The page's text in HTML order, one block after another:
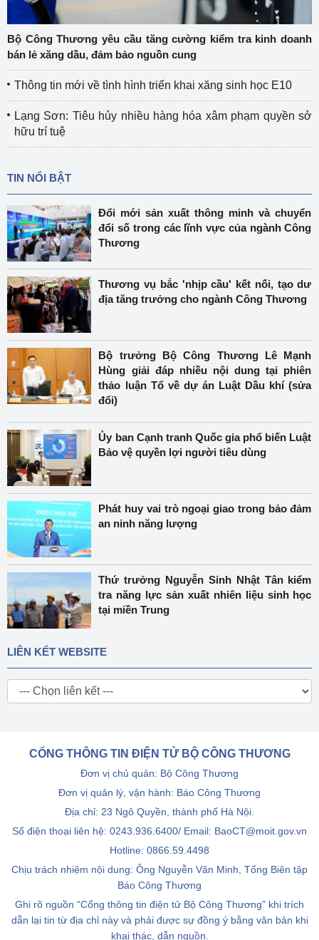
Bộ Công Thương yêu cầu tăng cường kiểm tra kinh doanh
bán lẻ xăng dầu, đảm bảo nguồn cung
Thông tin mới về tình hình triển khai xăng sinh học E10
Lạng Sơn: Tiêu hủy nhiều hàng hóa xâm phạm quyền sở
hữu trí tuệ
TIN NỔI BẬT
Đổi mới sản xuất thông minh và chuyển
đổi số trong các lĩnh vực của ngành Công
Thương
Thương vụ bắc 'nhịp cầu' kết nối, tạo dư
địa tăng trưởng cho ngành Công Thương
Bộ trưởng Bộ Công Thương Lê Mạnh
Hùng giải đáp nhiều nội dung tại phiên
thảo luận Tổ về dự án Luật Dầu khí (sửa
đổi)
Ủy ban Cạnh tranh Quốc gia phổ biến Luật
Bảo vệ quyền lợi người tiêu dùng
Phát huy vai trò ngoại giao trong bảo đảm
an ninh năng lượng
Thứ trưởng Nguyễn Sinh Nhật Tân kiểm
tra năng lực sản xuất nhiên liệu sinh học
tại miền Trung
LIÊN KẾT WEBSITE
CỔNG THÔNG TIN ĐIỆN TỬ BỘ CÔNG THƯƠNG
Đơn vị chủ quản: Bộ Công Thương
Đơn vị quản lý, vận hành: Báo Công Thương
Địa chỉ: 23 Ngô Quyền, thành phố Hà Nội.
Số điện thoại liên hệ: 0243.936.6400/ Email: BaoCT@moit.gov.vn
Hotline: 0866.59.4498
Chịu trách nhiệm nội dung: Ông Nguyễn Văn Minh, Tổng Biên tập
Báo Công Thương
Ghi rõ nguồn “Cổng thông tin điện tử Bộ Công Thương” khi trích
dẫn lại tin từ địa chỉ này và phải được sự đồng ý bằng văn bản khi
khai thác, dẫn nguồn.